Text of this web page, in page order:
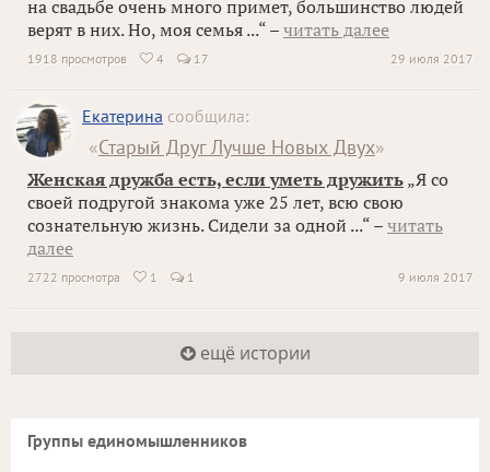
на свадьбе очень много примет, большинство людей
верят в них. Но, моя семья ...“ – читать далее
29 июля 2017
1918 просмотров  4 17
Екатерина сообщила:
«Старый Друг Лучше Новых Двух»
Женская дружба есть, если уметь дружить „Я со
своей подругой знакома уже 25 лет, всю свою
сознательную жизнь. Сидели за одной ...“ – читать
далее
9 июля 2017
2722 просмотра  1 1
ещё истории
Группы единомышленников